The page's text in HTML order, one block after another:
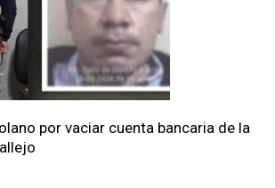
por vaciar cuenta bancaria de la